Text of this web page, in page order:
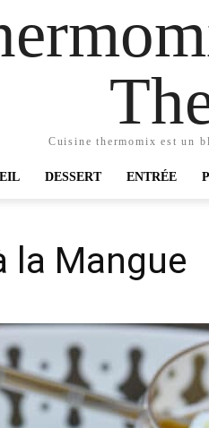
Cuisine thermomix est un
DESSERT ENTRÉE
la Mangue